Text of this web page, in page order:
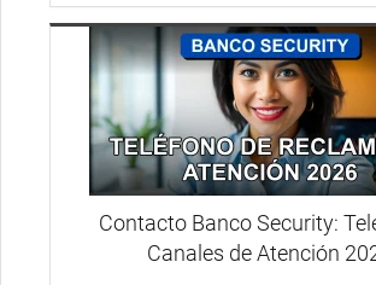
Contacto Banco Security:
Canales de Atención